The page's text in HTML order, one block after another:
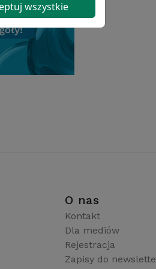
O nas
Kontakt
Dla mediów
Rejestracja
Zapisy do
wszystkie